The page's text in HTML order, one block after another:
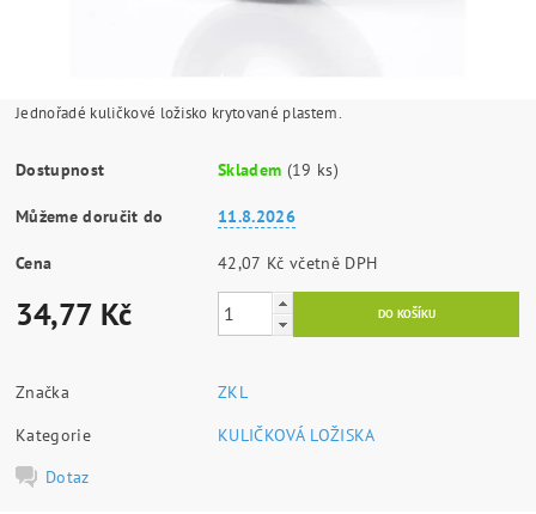
Jednořadé kuličkové ložisko krytované plastem.
Dostupnost Skladem (19 ks)
Můžeme doručit do 11.8.2026
Cena 42,07 Kč včetně DPH
34,77 Kč
Značka
ZKL
Kategorie
KULIČKOVÁ LOŽISKA
Dotaz